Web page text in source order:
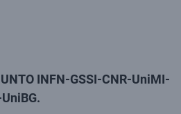
INFN-GSSI-CNR-UniMI-